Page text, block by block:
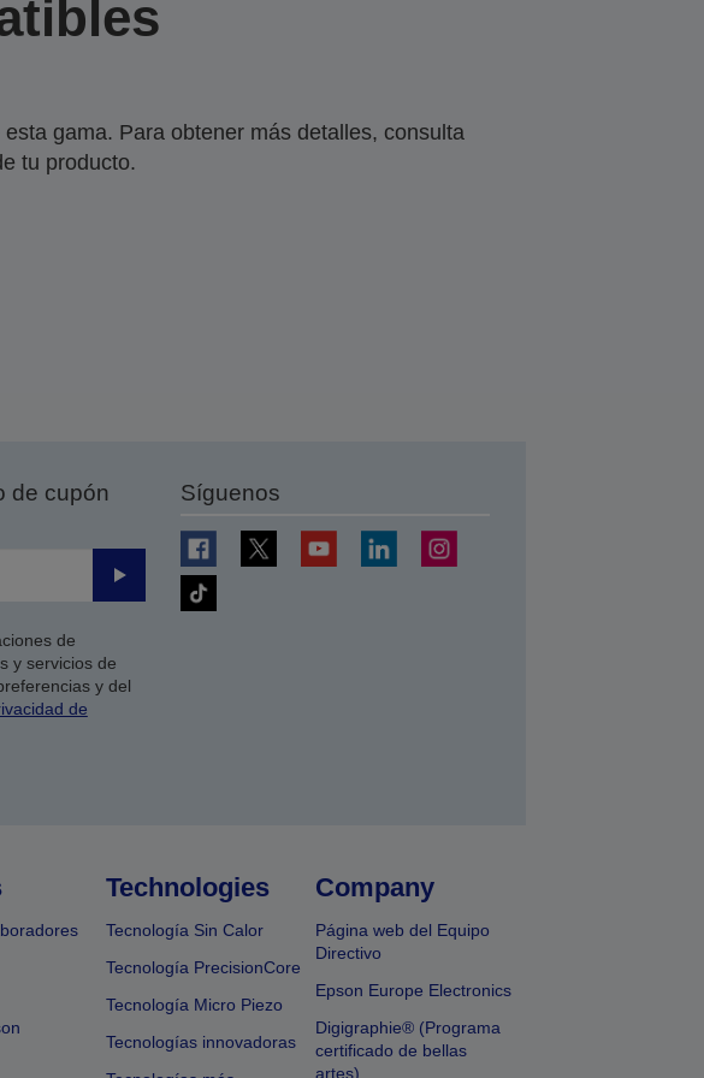
gama. Para obtener más detalles, consulta
tu producto.
de cupón
Enviar
de
y servicios de
y del
de
Síguenos
Technologies
Tecnología Sin Calor
Tecnología PrecisionCore
Tecnología Micro Piezo
Tecnologías innovadoras
Company
Página web del Equipo
Directivo
Epson Europe Electronics
Digigraphie® (Programa
certificado de bellas
artes)